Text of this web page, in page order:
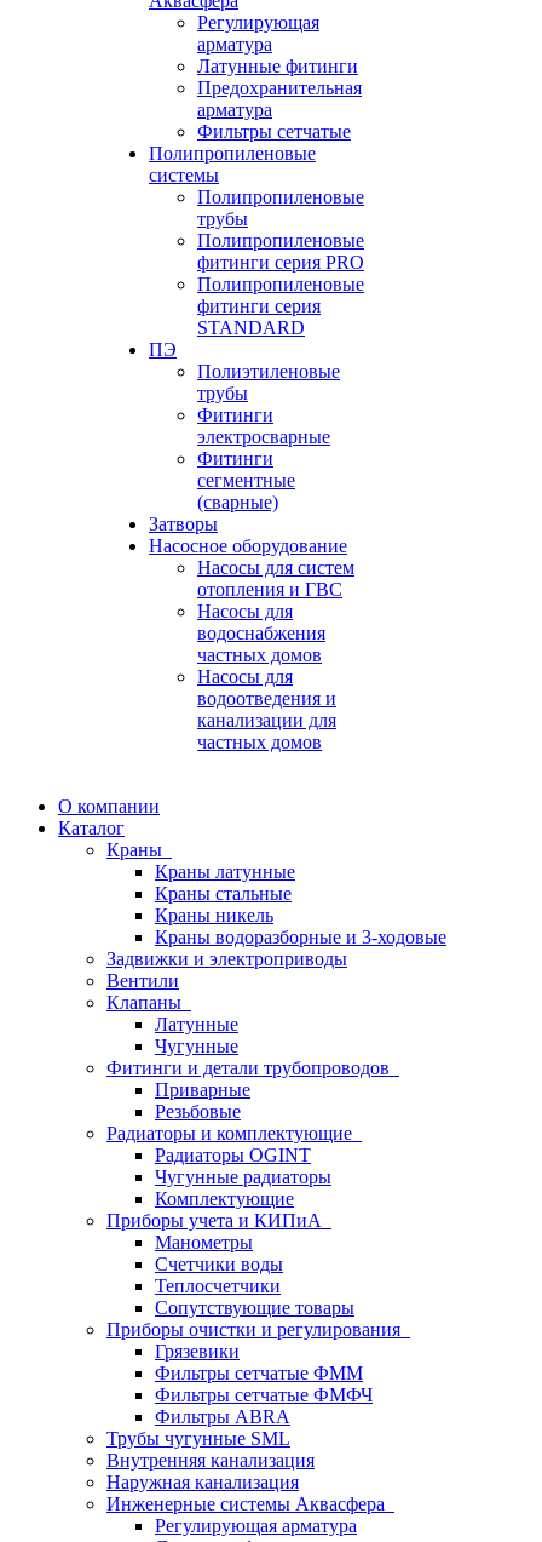
Регулирующая
арматура
Латунные фитинги
Предохранительная
арматура
Фильтры сетчатые
Полипропиленовые
системы
Полипропиленовые
трубы
Полипропиленовые
фитинги серия PRO
Полипропиленовые
фитинги серия
STANDARD
ПЭ
Полиэтиленовые
трубы
Фитинги
электросварные
Фитинги
сегментные
(сварные)
Затворы
Насосное оборудование
Насосы для систем
отопления и ГВС
Насосы для
водоснабжения
частных домов
Насосы для
водоотведения и
канализации для
частных домов
О компании
Каталог
Краны
Краны латунные
Краны стальные
Краны никель
Краны водоразборные и 3-ходовые
Задвижки и электроприводы
Вентили
Клапаны
Латунные
Чугунные
Фитинги и детали трубопроводов
Приварные
Резьбовые
Радиаторы и комплектующие
Радиаторы OGINT
Чугунные радиаторы
Комплектующие
Приборы учета и КИПиА
Манометры
Счетчики воды
Теплосчетчики
Сопутствующие товары
Приборы очистки и регулирования
Грязевики
Фильтры сетчатые ФММ
Фильтры сетчатые ФМФЧ
Фильтры ABRA
Трубы чугунные SML
Внутренняя канализация
Наружная канализация
Инженерные системы Аквасфера
Регулирующая арматура